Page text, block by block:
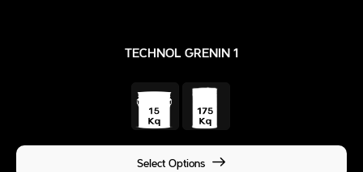
TECHNOL GRENIN 1
Select Options